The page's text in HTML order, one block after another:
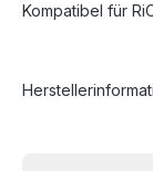
Kompatibel für